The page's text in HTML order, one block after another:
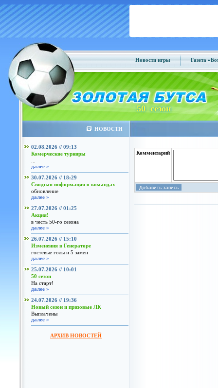
Новости игры Газета
50 сезон
НОВОСТИ
02.08.2026 // 09:13
Комерческие турниры
далее »
30.07.2026 // 18:29
Сводная информация о командах
обновление
далее »
27.07.2026 // 01:25
Акция!
в честь 50-го сезона
далее »
26.07.2026 // 15:10
Изменения в Генераторе
гостевые голы и 5 замен
далее »
25.07.2026 // 10:01
50 сезон
На старт!
далее »
24.07.2026 // 19:36
Новый сезон и призовые ЛК
Выплачены
далее »
АРХИВ НОВОСТЕЙ
Комментарий